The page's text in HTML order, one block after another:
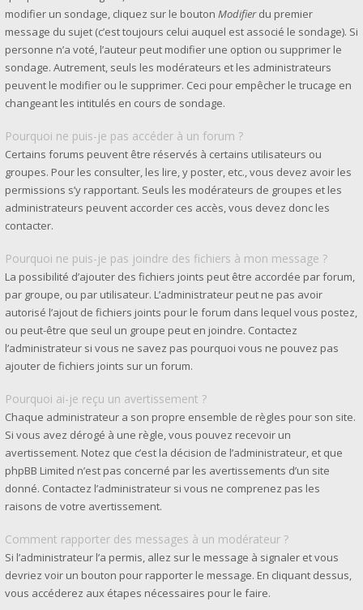
modifier un sondage, cliquez sur le bouton Modifierdu premier
message du sujet (c’est toujours celui auquel est associé le sondage). Si
personne n’a voté, l’auteur peut modifier une option ou supprimer le
sondage. Autrement, seuls les modérateurs et les administrateurs
peuvent le modifier ou le supprimer. Ceci pour empêcher le trucage en
changeant les intitulés en cours de sondage.
Pourquoi ne puis-je pas accéder à un forum ?
Certains forums peuvent être réservés à certains utilisateurs ou
groupes. Pour les consulter, les lire, y poster, etc., vous devez avoir les
permissions s’y rapportant. Seuls les modérateurs de groupes et les
administrateurs peuvent accorder ces accès, vous devez donc les
contacter.
Pourquoi ne puis-je pas joindre des fichiers à mon message ?
La possibilité d’ajouter des fichiers joints peut être accordée par forum,
par groupe, ou par utilisateur. L’administrateur peut ne pas avoir
autorisé l’ajout de fichiers joints pour le forum dans lequel vous postez,
ou peut-être que seul un groupe peut en joindre. Contactez
l’administrateur si vous ne savez pas pourquoi vous ne pouvez pas
ajouter de fichiers joints sur un forum.
Pourquoi ai-je reçu un avertissement ?
Chaque administrateur a son propre ensemble de règles pour son site.
Si vous avez dérogé à une règle, vous pouvez recevoir un
avertissement. Notez que c’est la décision de l’administrateur, et que
phpBB Limited n’est pas concerné par les avertissements d’un site
donné. Contactez l’administrateur si vous ne comprenez pas les
raisons de votre avertissement.
Comment rapporter des messages à un modérateur ?
Si l’administrateur l’a permis, allez sur le message à signaler et vous
devriez voir un bouton pour rapporter le message. En cliquant dessus,
vous accéderez aux étapes nécessaires pour le faire.